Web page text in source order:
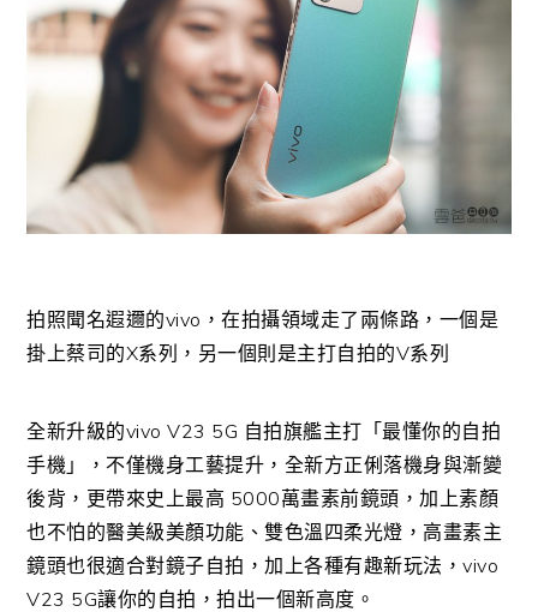
拍照聞名遐邇的vivo，在拍攝領域走了兩條路，一個是
掛上蔡司的X系列，另一個則是主打自拍的V系列
全新升級的vivo V23 5G 自拍旗艦主打「最懂你的自拍
手機」，不僅機身工藝提升，全新方正俐落機身與漸變
後背，更帶來史上最高 5000萬畫素前鏡頭，加上素顏
也不怕的醫美級美顏功能、雙色溫四柔光燈，高畫素主
鏡頭也很適合對鏡子自拍，加上各種有趣新玩法，vivo
V23 5G讓你的自拍，拍出一個新高度。